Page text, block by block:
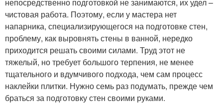
чистовая работа. Поэтому, если у мастера нет
напарника, специализирующегося на подготовке стен,
проблему, как выровнять стены в ванной, нередко
приходится решать своими силами. Труд этот не
тяжелый, но требует большого терпения, не менее
тщательного и вдумчивого подхода, чем сам процесс
наклейки плитки. Нужно семь раз подумать, прежде чем
браться за подготовку стен своими руками.